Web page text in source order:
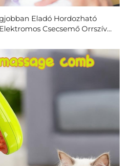
Eladó Hordozható
Csecsemő Orrszívó
Szívó